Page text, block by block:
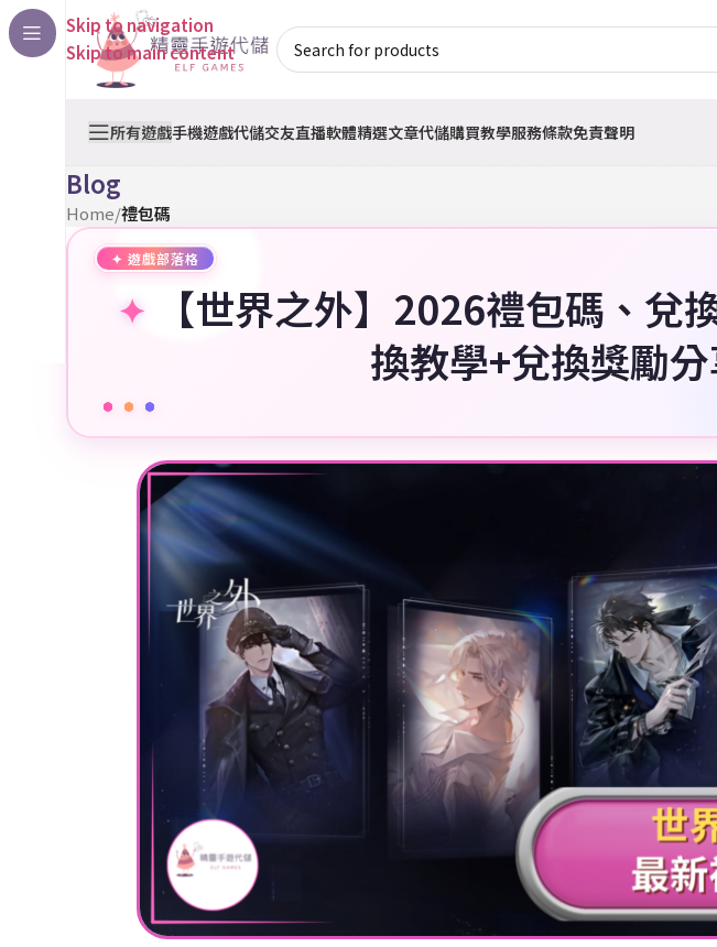
Skip to navigation
Skip to main content
所有遊戲手機遊戲代儲交友直播軟體精選文章代儲購買教學服務條款免責聲明
Blog
Home/禮包碼
【世界之外】2026禮包碼、兌
換教學+兌換獎勵